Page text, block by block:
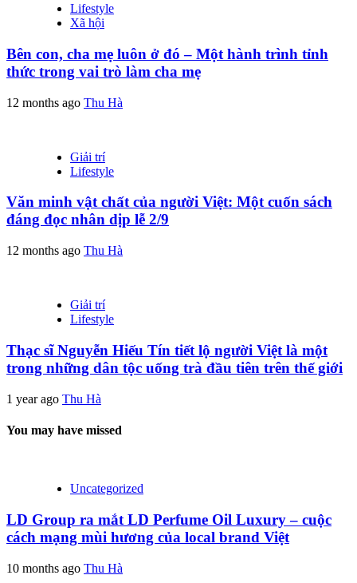
Lifestyle
Xã hội
Bên con, cha mẹ luôn ở đó – Một hành trình tỉnh
thức trong vai trò làm cha mẹ
12 months ago Thu Hà
Giải trí
Lifestyle
Văn minh vật chất của người Việt: Một cuốn sách
đáng đọc nhân dịp lễ 2/9
12 months ago Thu Hà
Giải trí
Lifestyle
Thạc sĩ Nguyễn Hiếu Tín tiết lộ người Việt là một
trong những dân tộc uống trà đầu tiên trên thế giới
1 year ago Thu Hà
You may have missed
Uncategorized
LD Group ra mắt LD Perfume Oil Luxury – cuộc
cách mạng mùi hương của local brand Việt
10 months ago Thu Hà